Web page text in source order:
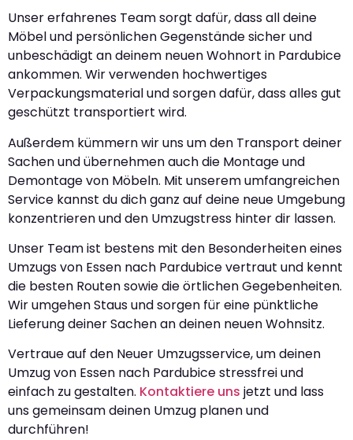
Unser erfahrenes Team sorgt dafür, dass all deine
Möbel und persönlichen Gegenstände sicher und
unbeschädigt an deinem neuen Wohnort in Pardubice
ankommen. Wir verwenden hochwertiges
Verpackungsmaterial und sorgen dafür, dass alles gut
geschützt transportiert wird.
Außerdem kümmern wir uns um den Transport deiner
Sachen und übernehmen auch die Montage und
Demontage von Möbeln. Mit unserem umfangreichen
Service kannst du dich ganz auf deine neue Umgebung
konzentrieren und den Umzugstress hinter dir lassen.
Unser Team ist bestens mit den Besonderheiten eines
Umzugs von Essen nach Pardubice vertraut und kennt
die besten Routen sowie die örtlichen Gegebenheiten.
Wir umgehen Staus und sorgen für eine pünktliche
Lieferung deiner Sachen an deinen neuen Wohnsitz.
Vertraue auf den Neuer Umzugsservice, um deinen
Umzug von Essen nach Pardubice stressfrei und
einfach zu gestalten. Kontaktiere uns jetzt und lass
uns gemeinsam deinen Umzug planen und
durchführen!